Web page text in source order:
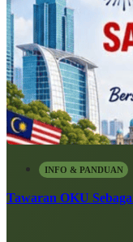
INFO & PANDUAN
Tawaran OKU